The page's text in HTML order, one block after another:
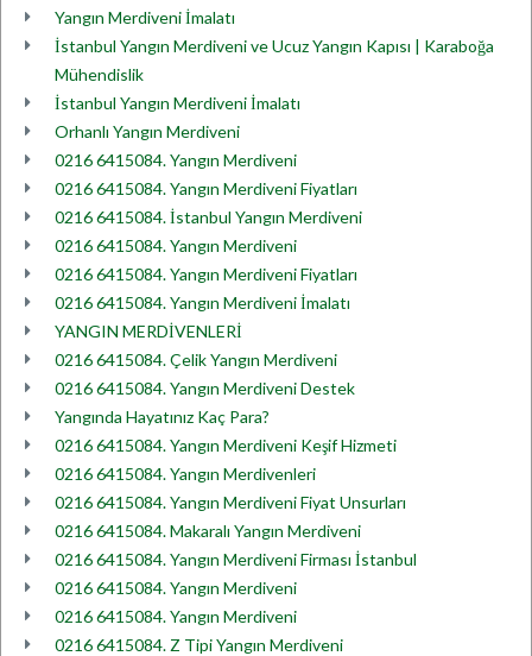
Yangın Merdiveni İmalatı
İstanbul Yangın Merdiveni ve Ucuz Yangın Kapısı | Karaboğa
Mühendislik
İstanbul Yangın Merdiveni İmalatı
Orhanlı Yangın Merdiveni
0216 6415084. Yangın Merdiveni
0216 6415084. Yangın Merdiveni Fiyatları
0216 6415084. İstanbul Yangın Merdiveni
0216 6415084. Yangın Merdiveni
0216 6415084. Yangın Merdiveni Fiyatları
0216 6415084. Yangın Merdiveni İmalatı
YANGIN MERDİVENLERİ
0216 6415084. Çelik Yangın Merdiveni
0216 6415084. Yangın Merdiveni Destek
Yangında Hayatınız Kaç Para?
0216 6415084. Yangın Merdiveni Keşif Hizmeti
0216 6415084. Yangın Merdivenleri
0216 6415084. Yangın Merdiveni Fiyat Unsurları
0216 6415084. Makaralı Yangın Merdiveni
0216 6415084. Yangın Merdiveni Firması İstanbul
0216 6415084. Yangın Merdiveni
0216 6415084. Yangın Merdiveni
0216 6415084. Z Tipi Yangın Merdiveni